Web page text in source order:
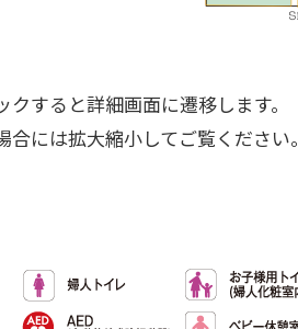
すると詳細画面に遷移します。
には拡大縮小してご覧ください。